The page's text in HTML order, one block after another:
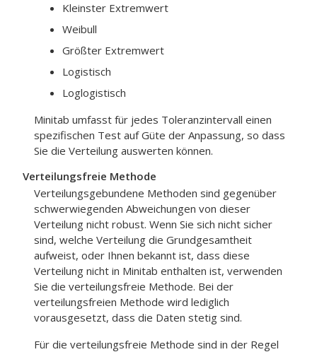
Kleinster Extremwert
Weibull
Größter Extremwert
Logistisch
Loglogistisch
Minitab umfasst für jedes Toleranzintervall einen
spezifischen Test auf Güte der Anpassung, so dass
Sie die Verteilung auswerten können.
Verteilungsfreie Methode
Verteilungsgebundene Methoden sind gegenüber
schwerwiegenden Abweichungen von dieser
Verteilung nicht robust. Wenn Sie sich nicht sicher
sind, welche Verteilung die Grundgesamtheit
aufweist, oder Ihnen bekannt ist, dass diese
Verteilung nicht in Minitab enthalten ist, verwenden
Sie die verteilungsfreie Methode. Bei der
verteilungsfreien Methode wird lediglich
vorausgesetzt, dass die Daten stetig sind.
Für die verteilungsfreie Methode sind in der Regel